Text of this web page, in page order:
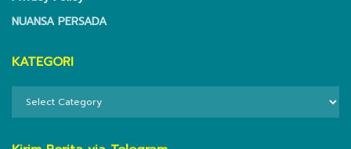
NUANSA PERSADA
KATEGORI